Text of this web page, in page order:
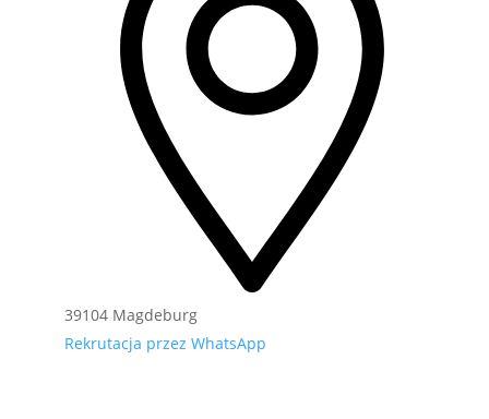
39104 Magdeburg
Rekrutacja przez WhatsApp